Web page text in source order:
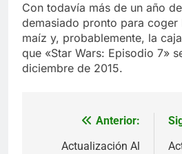
Con todavía más de un año
demasiado pronto para coger
maíz y, probablemente, la
que «Star Wars: Episodio 7»
diciembre de 2015.
Navegación
Anterior:
Actualización Al